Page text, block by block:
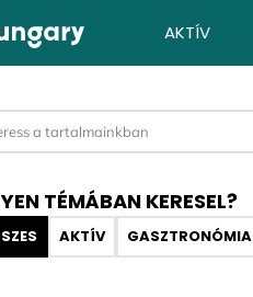
AKTÍV
TÉMÁBAN KERESEL?
AKTÍV GASZTRONÓMIA